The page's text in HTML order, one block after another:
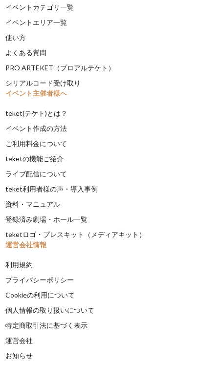
イベントカテゴリ一覧
イベントエリア一覧
使い方
よくある質問
PRO ARTEKET（プロアルテケト）
シリアルコード受け取り
イベント主催者様へ
teket(テケト)とは？
イベント作成の方法
ご利用料金について
teketの機能ご紹介
ライブ配信について
teket利用者様の声・導入事例
資料・マニュアル
登録済み劇場・ホール一覧
teketロゴ・プレスキット（メディアキット）
運営会社情報
利用規約
プライバシーポリシー
Cookieの利用について
個人情報の取り扱いについて
特定商取引法に基づく表示
運営会社
お知らせ